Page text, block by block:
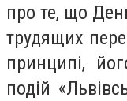
про те, що
трудящих
принципі,
подій